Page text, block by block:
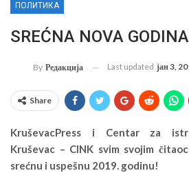
ПОЛИТИКА
SREĆNA NOVA
By Редакција Last updated јан 3,
Share
KruševacPress i Centar za
Kruševac – CINK svim svojim
srećnu i uspešnu 2019. godinu!